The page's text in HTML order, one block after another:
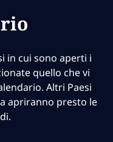
in cui sono aperti i
quello che vi
Altri Paesi
apriranno presto le